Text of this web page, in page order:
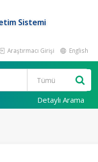
Sistemi
Araştırmacı Girişi English
Detaylı Arama